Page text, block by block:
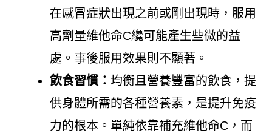
在感冒症狀出現之前或剛出現時，服用
高劑量維他命C纔可能產生些微的益
處。事後服用效果則不顯著。
飲食習慣： 均衡且營養豐富的飲食，提
供身體所需的各種營養素，是提升免疫
力的根本。單純依靠補充維他命C，而